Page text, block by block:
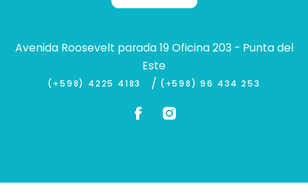
Avenida Roosevelt parada 19 Oficina 203 - Punta del
Este
(+598) 4225 4183 / (+598) 96 434 253